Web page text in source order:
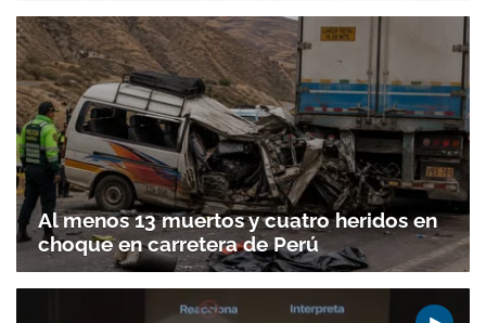
Al menos 13 muertos y cuatro heridos en
choque en carretera de Perú